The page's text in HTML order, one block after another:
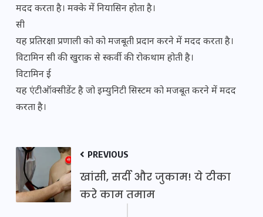
मदद करता है। मक्के में नियासिन होता है।
सी
यह प्रतिरक्षा प्रणाली को को मजबूती प्रदान करने में मदद करता है।
विटामिन सी की खुराक से स्कर्वी की रोकथाम होती है।
विटामिन ई
यह एंटीऑक्सीडेंट है जो इम्युनिटी सिस्टम को मजबूत करने में मदद
करता है।
PREVIOUS
खांसी, सर्दी और जुकाम! ये टीका
करे काम तमाम